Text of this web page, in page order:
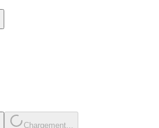
Chargement...